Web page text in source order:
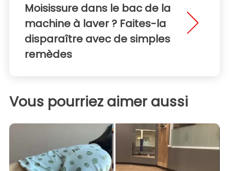
Moisissure dans le bac de la
machine à laver ? Faites-la
disparaître avec de simples
remèdes
Vous pourriez aimer aussi